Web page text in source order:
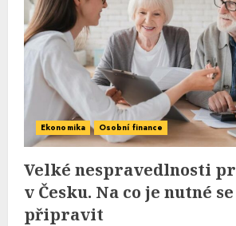
Ekonomika Osobní finance
Velké nespravedlnosti
v Česku. Na co je nutné
připravit